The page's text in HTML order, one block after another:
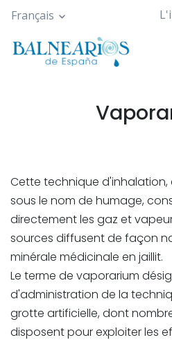
Skip
main
content
Français
Cette technique
sous le nom de humage,
directement les gaz et
sources diffusent de façon
minérale médicinale en jaillit.
Le terme de vaporarium
d'administration de la
grotte artificielle, dont
disposent pour exploiter les